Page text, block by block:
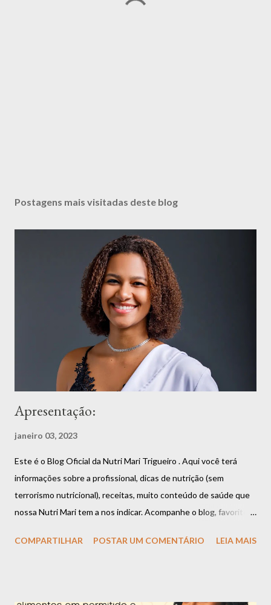
Postagens mais visitadas deste blog
Apresentação:
janeiro 03, 2023
Este é o Blog Oficial da Nutri Mari Trigueiro . Aqui você terá
informações sobre a profissional, dicas de nutrição (sem
terrorismo nutricional), receitas, muito conteúdo de saúde que
nossa Nutri Mari tem a nos indicar. Acompanhe o blog, favorite,
uma boa alimentação é garantia de saúde e longevidade.
COMPARTILHAR POSTAR UM COMENTÁRIO LEIA MAIS